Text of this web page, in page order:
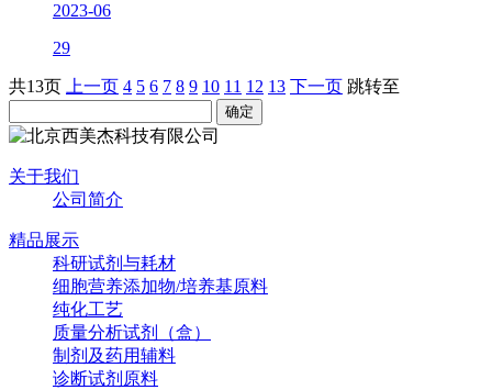
2023-06
29
共13页 上一页 4 5 6 7 8 9 10 11 12 13 下一页 跳转至
关于我们
公司简介
精品展示
科研试剂与耗材
细胞营养添加物/培养基原料
纯化工艺
质量分析试剂（盒）
制剂及药用辅料
诊断试剂原料